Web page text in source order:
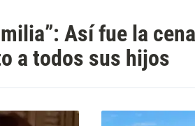
Así fue la
a todos sus hijos